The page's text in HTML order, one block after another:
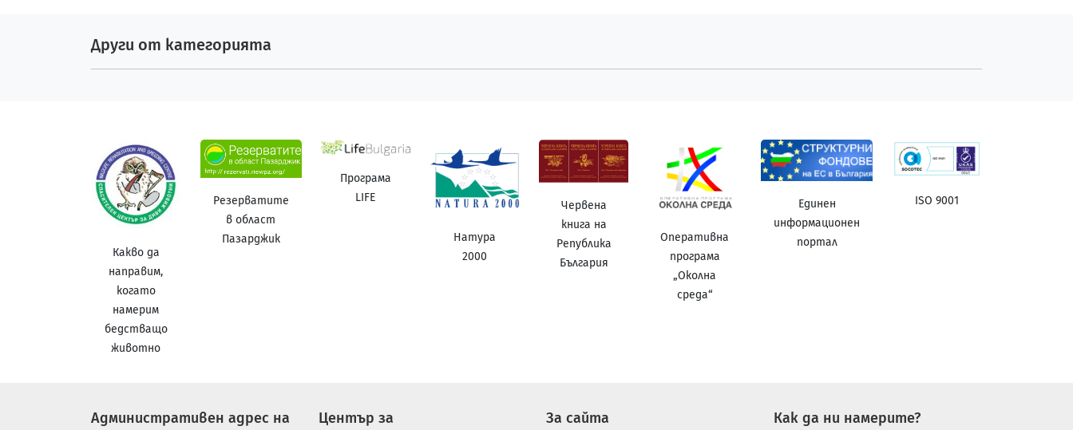
Други от категорията
Какво да
направим,
когато
намерим
бедстващо
животно
Резерватите
в област
Пазарджик
Програма
LIFE
Натура
2000
Червена
книга на
Република
България
Оперативна
програма
„Околна
среда“
Единен
информационен
портал
ISO 9001
Административен адрес на
Център за
За сайта Как да ни намерите?